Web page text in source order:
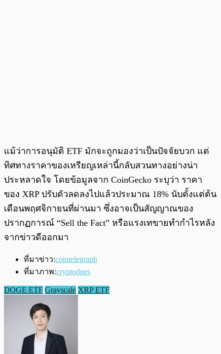
แม้ว่าการอนุมัติ ETF มักจะถูกมองว่าเป็นปัจจัยบวก แต่
ทิศทางราคาของเหรียญเหล่านี้กลับสวนทางอย่างน่า
ประหลาดใจ โดยข้อมูลจาก CoinGecko ระบุว่า ราคา
ของ XRP ปรับตัวลดลงไปแล้วประมาณ 18% นับตั้งแต่ต้น
เดือนพฤศจิกายนที่ผ่านมา ซึ่งอาจเป็นสัญญาณของ
ปรากฏการณ์ “Sell the Fact” หรือแรงเทขายทำกำไรหลัง
จากข่าวดีออกมา
ที่มาข่าว:cointelegraph
ที่มาภาพ:cryptodnes
DOGE ETF Grayscale XRP ETF